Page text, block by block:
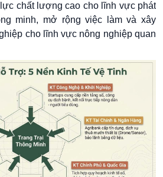
chất lượng cao cho lĩnh vực phát
minh, mở rộng việc làm và xây
cho lĩnh vực nông nghiệp quan